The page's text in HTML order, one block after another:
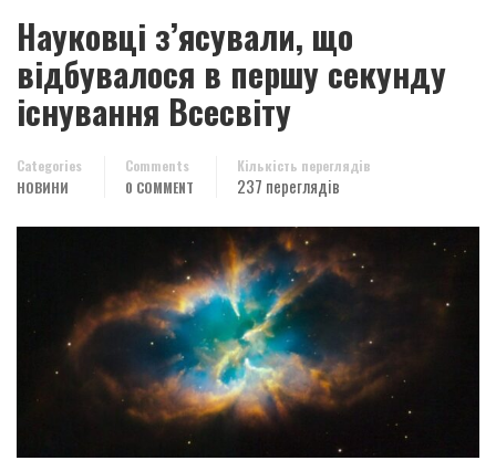
Науковці з’ясували, що
відбувалося в першу секунду
існування Всесвіту
Categories
НОВИНИ
Comments
0 COMMENT
Кількість переглядів
237 переглядів